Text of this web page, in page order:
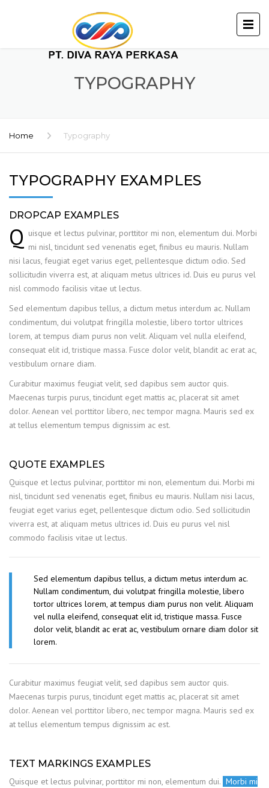
TYPOGRAPHY
Home Typography
TYPOGRAPHY EXAMPLES
DROPCAP EXAMPLES
Q uisque et lectus pulvinar, porttitor mi non, elementum dui. Morbi
mi nisl, tincidunt sed venenatis eget, finibus eu mauris. Nullam
nisi lacus, feugiat eget varius eget, pellentesque dictum odio. Sed
sollicitudin viverra est, at aliquam metus ultrices id. Duis eu purus vel
nisl commodo facilisis vitae ut lectus.
Sed elementum dapibus tellus, a dictum metus interdum ac. Nullam
condimentum, dui volutpat fringilla molestie, libero tortor ultrices
lorem, at tempus diam purus non velit. Aliquam vel nulla eleifend,
consequat elit id, tristique massa. Fusce dolor velit, blandit ac erat ac,
vestibulum ornare diam.
Curabitur maximus feugiat velit, sed dapibus sem auctor quis.
Maecenas turpis purus, tincidunt eget mattis ac, placerat sit amet
dolor. Aenean vel porttitor libero, nec tempor magna. Mauris sed ex
at tellus elementum tempus dignissim ac est.
QUOTE EXAMPLES
Quisque et lectus pulvinar, porttitor mi non, elementum dui. Morbi mi
nisl, tincidunt sed venenatis eget, finibus eu mauris. Nullam nisi lacus,
feugiat eget varius eget, pellentesque dictum odio. Sed sollicitudin
viverra est, at aliquam metus ultrices id. Duis eu purus vel nisl
commodo facilisis vitae ut lectus.
Sed elementum dapibus tellus, a dictum metus interdum ac.
Nullam condimentum, dui volutpat fringilla molestie, libero
tortor ultrices lorem, at tempus diam purus non velit. Aliquam
vel nulla eleifend, consequat elit id, tristique massa. Fusce
dolor velit, blandit ac erat ac, vestibulum ornare diam dolor sit
lorem.
Curabitur maximus feugiat velit, sed dapibus sem auctor quis.
Maecenas turpis purus, tincidunt eget mattis ac, placerat sit amet
dolor. Aenean vel porttitor libero, nec tempor magna. Mauris sed ex
at tellus elementum tempus dignissim ac est.
TEXT MARKINGS EXAMPLES
Quisque et lectus pulvinar, porttitor mi non, elementum dui. Morbi mi